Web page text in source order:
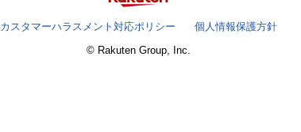
カスタマーハラスメント対応ポリシー
個人情報保護方針
© Rakuten Group, Inc.